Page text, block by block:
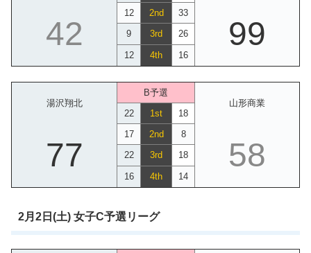
42
12 2nd 33
99
9 3rd 26
12 4th 16
湯沢翔北
B予選
山形商業
22
1st 18
77
17 2nd 8
58
22 3rd 18
16 4th 14
2月2日(土) 女子C予選リーグ